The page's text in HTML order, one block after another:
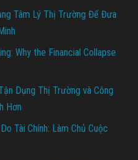
Tâm Lý Thị Trường Để Đưa
Why the Financial Collapse
Dụng Thị Trường và Công
Hơn
Tài Chính: Làm Chủ Cuộc